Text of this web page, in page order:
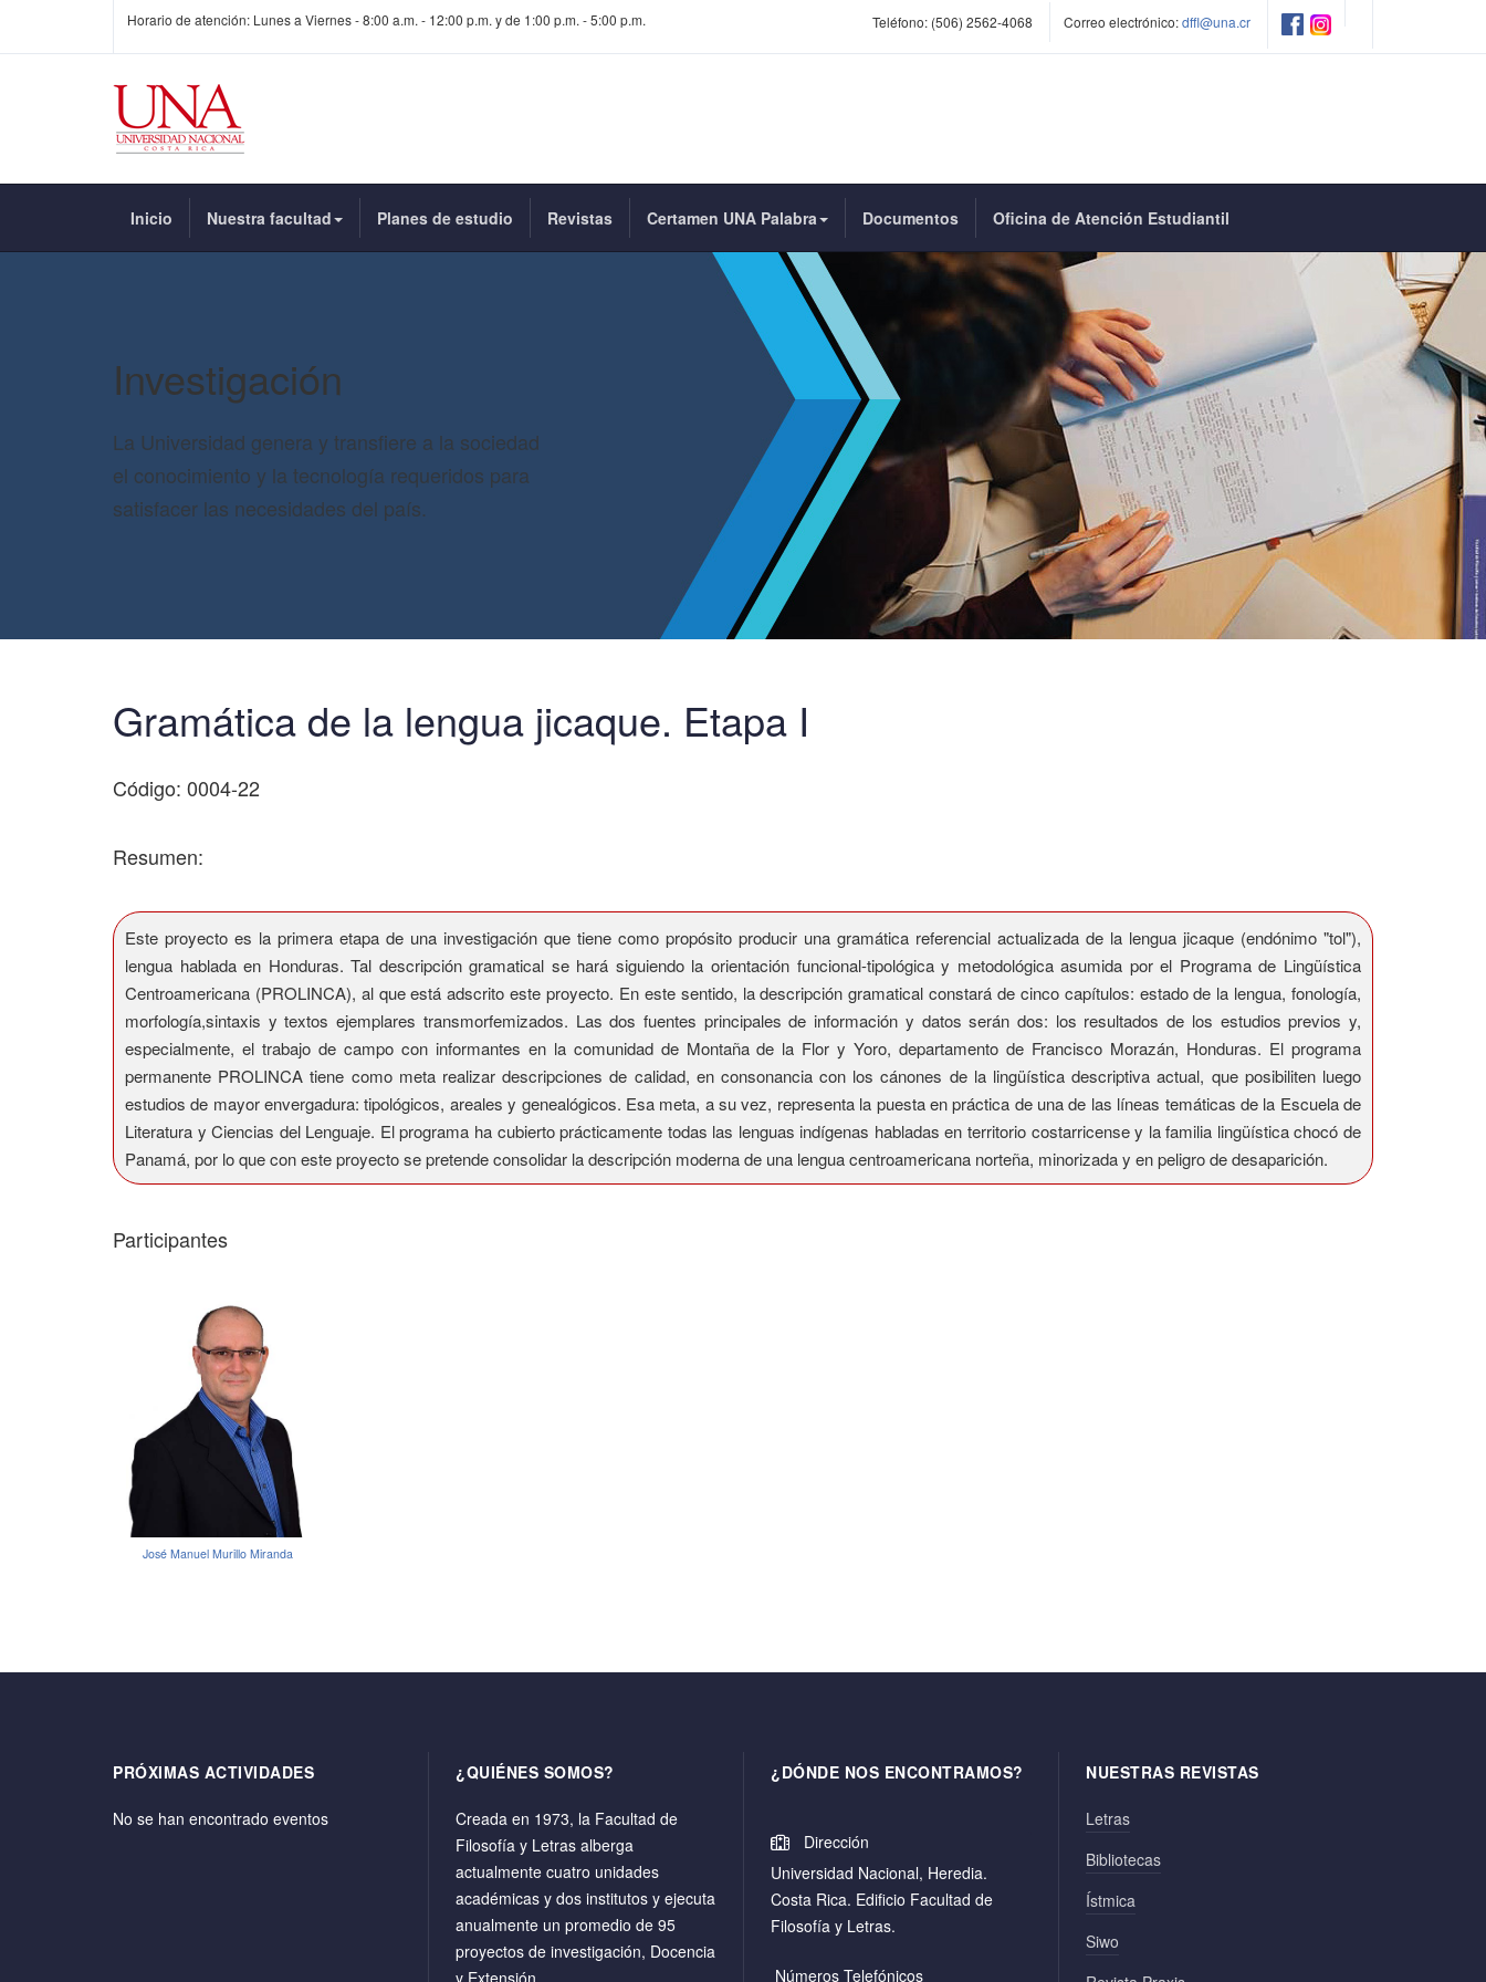
Horario de atención: Lunes a Viernes - 8:00 a.m. - 12:00 p.m. y de 1:00 p.m. - 5:00 p.m. Teléfono: (506) 2562-4068 Correo electrónico:dffl@una.cr
Inicio Nuestra facultad Planes de estudio Revistas Certamen UNA Palabra Documentos Oficina de Atención Estudiantil
Investigación
La Universidad genera y transfiere a la sociedad
el conocimiento y la tecnología requeridos para
satisfacer las necesidades del país.
Gramática de la lengua jicaque. Etapa I
Código: 0004-22
Resumen:
Este proyecto es la primera etapa de una investigación que tiene como propósito producir una gramática referencial actualizada de la lengua jicaque (endónimo "tol"),
lengua hablada en Honduras. Tal descripción gramatical se hará siguiendo la orientación funcional-tipológica y metodológica asumida por el Programa de Lingüística
Centroamericana (PROLINCA), al que está adscrito este proyecto. En este sentido, la descripción gramatical constará de cinco capítulos: estado de la lengua, fonología,
morfología,sintaxis y textos ejemplares transmorfemizados. Las dos fuentes principales de información y datos serán dos: los resultados de los estudios previos y,
especialmente, el trabajo de campo con informantes en la comunidad de Montaña de la Flor y Yoro, departamento de Francisco Morazán, Honduras. El programa
permanente PROLINCA tiene como meta realizar descripciones de calidad, en consonancia con los cánones de la lingüística descriptiva actual, que posibiliten luego
estudios de mayor envergadura: tipológicos, areales y genealógicos. Esa meta, a su vez, representa la puesta en práctica de una de las líneas temáticas de la Escuela de
Literatura y Ciencias del Lenguaje. El programa ha cubierto prácticamente todas las lenguas indígenas habladas en territorio costarricense y la familia lingüística chocó de
Panamá, por lo que con este proyecto se pretende consolidar la descripción moderna de una lengua centroamericana norteña, minorizada y en peligro de desaparición.
Participantes
José Manuel Murillo Miranda
PRÓXIMAS ACTIVIDADES
No se han encontrado eventos
¿QUIÉNES SOMOS?
Creada en 1973, la Facultad de
Filosofía y Letras alberga
actualmente cuatro unidades
académicas y dos institutos y ejecuta
anualmente un promedio de 95
proyectos de investigación, Docencia
¿DÓNDE NOS ENCONTRAMOS?
Dirección
Universidad Nacional, Heredia.
Costa Rica. Edificio Facultad de
Filosofía y Letras.
Números Telefónicos
NUESTRAS REVISTAS
Letras
Bibliotecas
Ístmica
Siwo